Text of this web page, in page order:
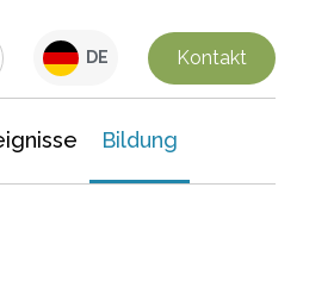
DE Kontakt
Bildung